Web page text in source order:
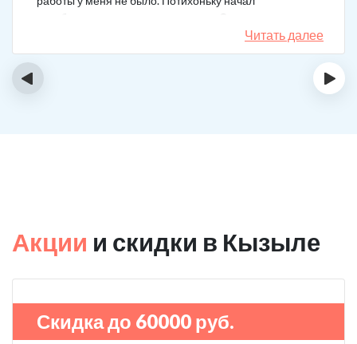
зарабатывать и тратить их на соль. Спустя год завел
девушку и ей не нравилось мое пристрастие к
наркотикам. Пошел на лечение, чтобы ее не потерять.
Читать далее
‹ ›
Акции и скидки в Кызыле
Скидка до 60000 руб.